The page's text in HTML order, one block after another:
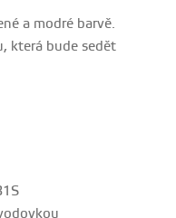
a modré barvě.
která bude sedět